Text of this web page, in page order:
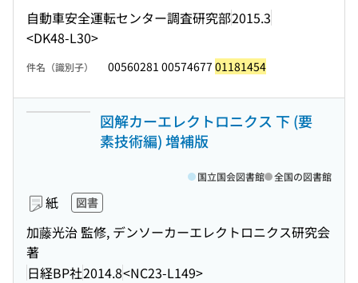
自動車安全運転センター調査研究部2015.3
<DK48-L30>
件名（識別子） 00560281 00574677 01181454
図解カーエレクトロニクス 下 (要
素技術編) 増補版
紙 図書
加藤光治 監修, デンソーカーエレクトロニクス研究会
著
日経BP社2014.8<NC23-L149>
国立国会図書館 全国の図書館